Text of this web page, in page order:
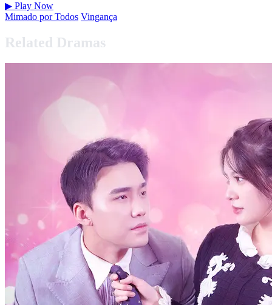
▶ Play Now
Mimado por Todos Vingança
Related Dramas